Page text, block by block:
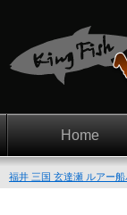
Home
福井 三国 玄達瀬 ルアー